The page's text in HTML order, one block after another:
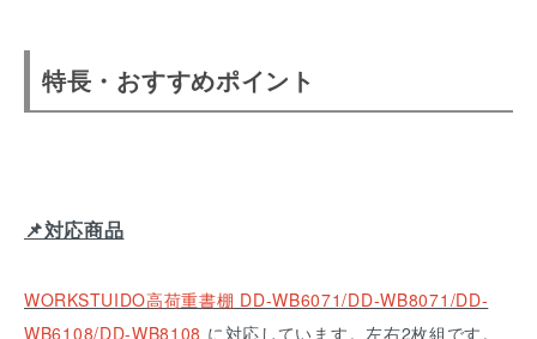
特長・おすすめポイント
📌対応商品
WORKSTUIDO高荷重書棚 DD-WB6071/DD-WB8071/DD-
WB6108/DD-WB8108 に対応しています。左右2枚組です。